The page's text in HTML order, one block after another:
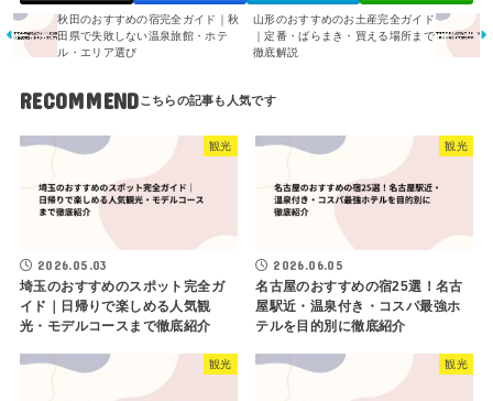
秋田のおすすめの宿完全ガイド｜秋
田県で失敗しない温泉旅館・ホテ
ル・エリア選び
山形のおすすめのお土産完全ガイド
｜定番・ばらまき・買える場所まで
徹底解説
RECOMMEND
観光
2026.05.03
埼玉のおすすめのスポット完全ガ
イド｜日帰りで楽しめる人気観
光・モデルコースまで徹底紹介
観光
2026.06.05
名古屋のおすすめの宿25選！名古
屋駅近・温泉付き・コスパ最強ホ
テルを目的別に徹底紹介
観光 観光